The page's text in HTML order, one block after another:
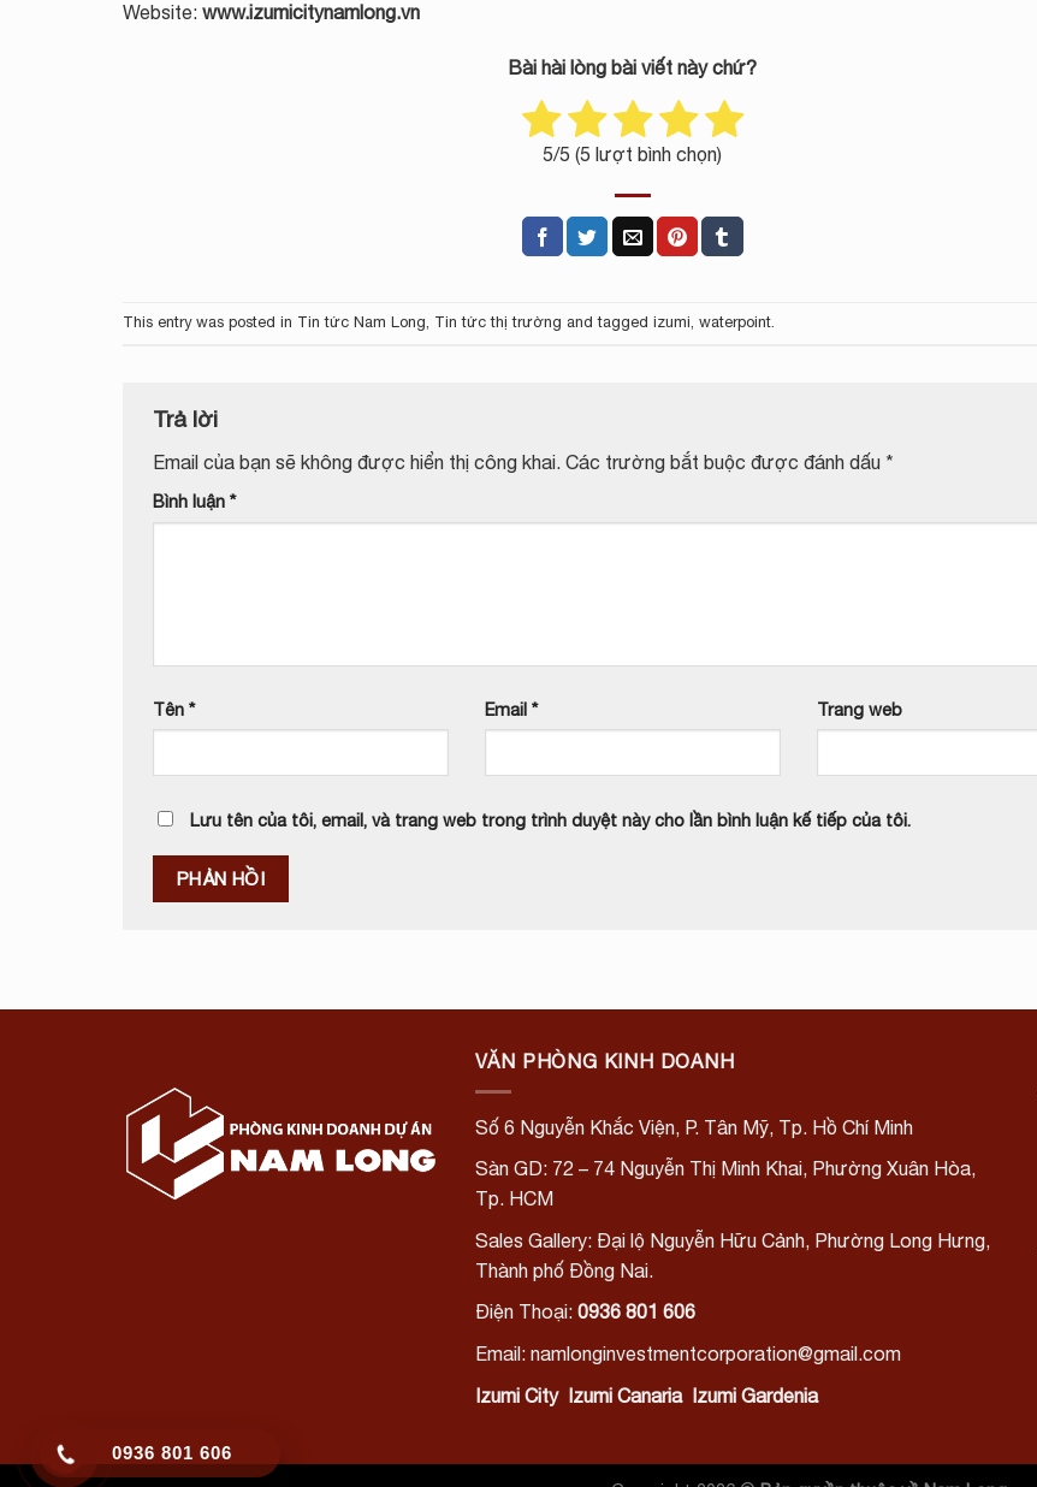
Website: www.izumicitynamlong.vn
Bài hài lòng bài viết này chứ?
5/5 (5 lượt bình chọn)
This entry was posted in Tin tức Nam Long, Tin tức thị trường and tagged izumi, waterpoint.
Trả lời
Email của bạn sẽ không được hiển thị công khai. Các trường bắt buộc được đánh dấu *
Bình luận *
Tên * Email * Trang web
Lưu tên của tôi, email, và trang web trong trình duyệt này cho lần bình luận kế tiếp của tôi.
VĂN PHÒNG KINH DOANH
Số 6 Nguyễn Khắc Viện, P. Tân Mỹ, Tp. Hồ Chí Minh
Sàn GD: 72 – 74 Nguyễn Thị Minh Khai, Phường Xuân Hòa,
Tp. HCM
Sales Gallery: Đại lộ Nguyễn Hữu Cảnh, Phường Long Hưng,
Thành phố Đồng Nai.
Điện Thoại: 0936 801 606
Email: namlonginvestmentcorporation@gmail.com
Izumi City Izumi Canaria Izumi Gardenia
0936 801 606